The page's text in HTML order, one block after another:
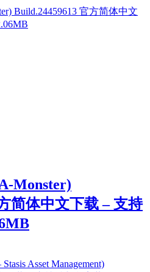
Monster)
简体中文下载 – 支持